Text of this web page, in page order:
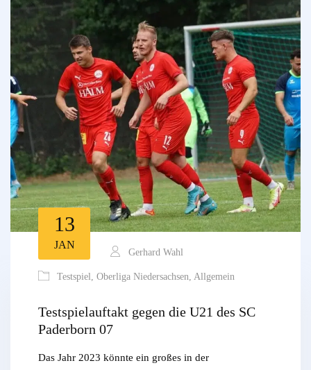
13
JAN
Gerhard Wahl
Testspiel, Oberliga Niedersachsen, Allgemein
Testspielauftakt gegen die U21 des SC
Paderborn 07
Das Jahr 2023 könnte ein großes in der